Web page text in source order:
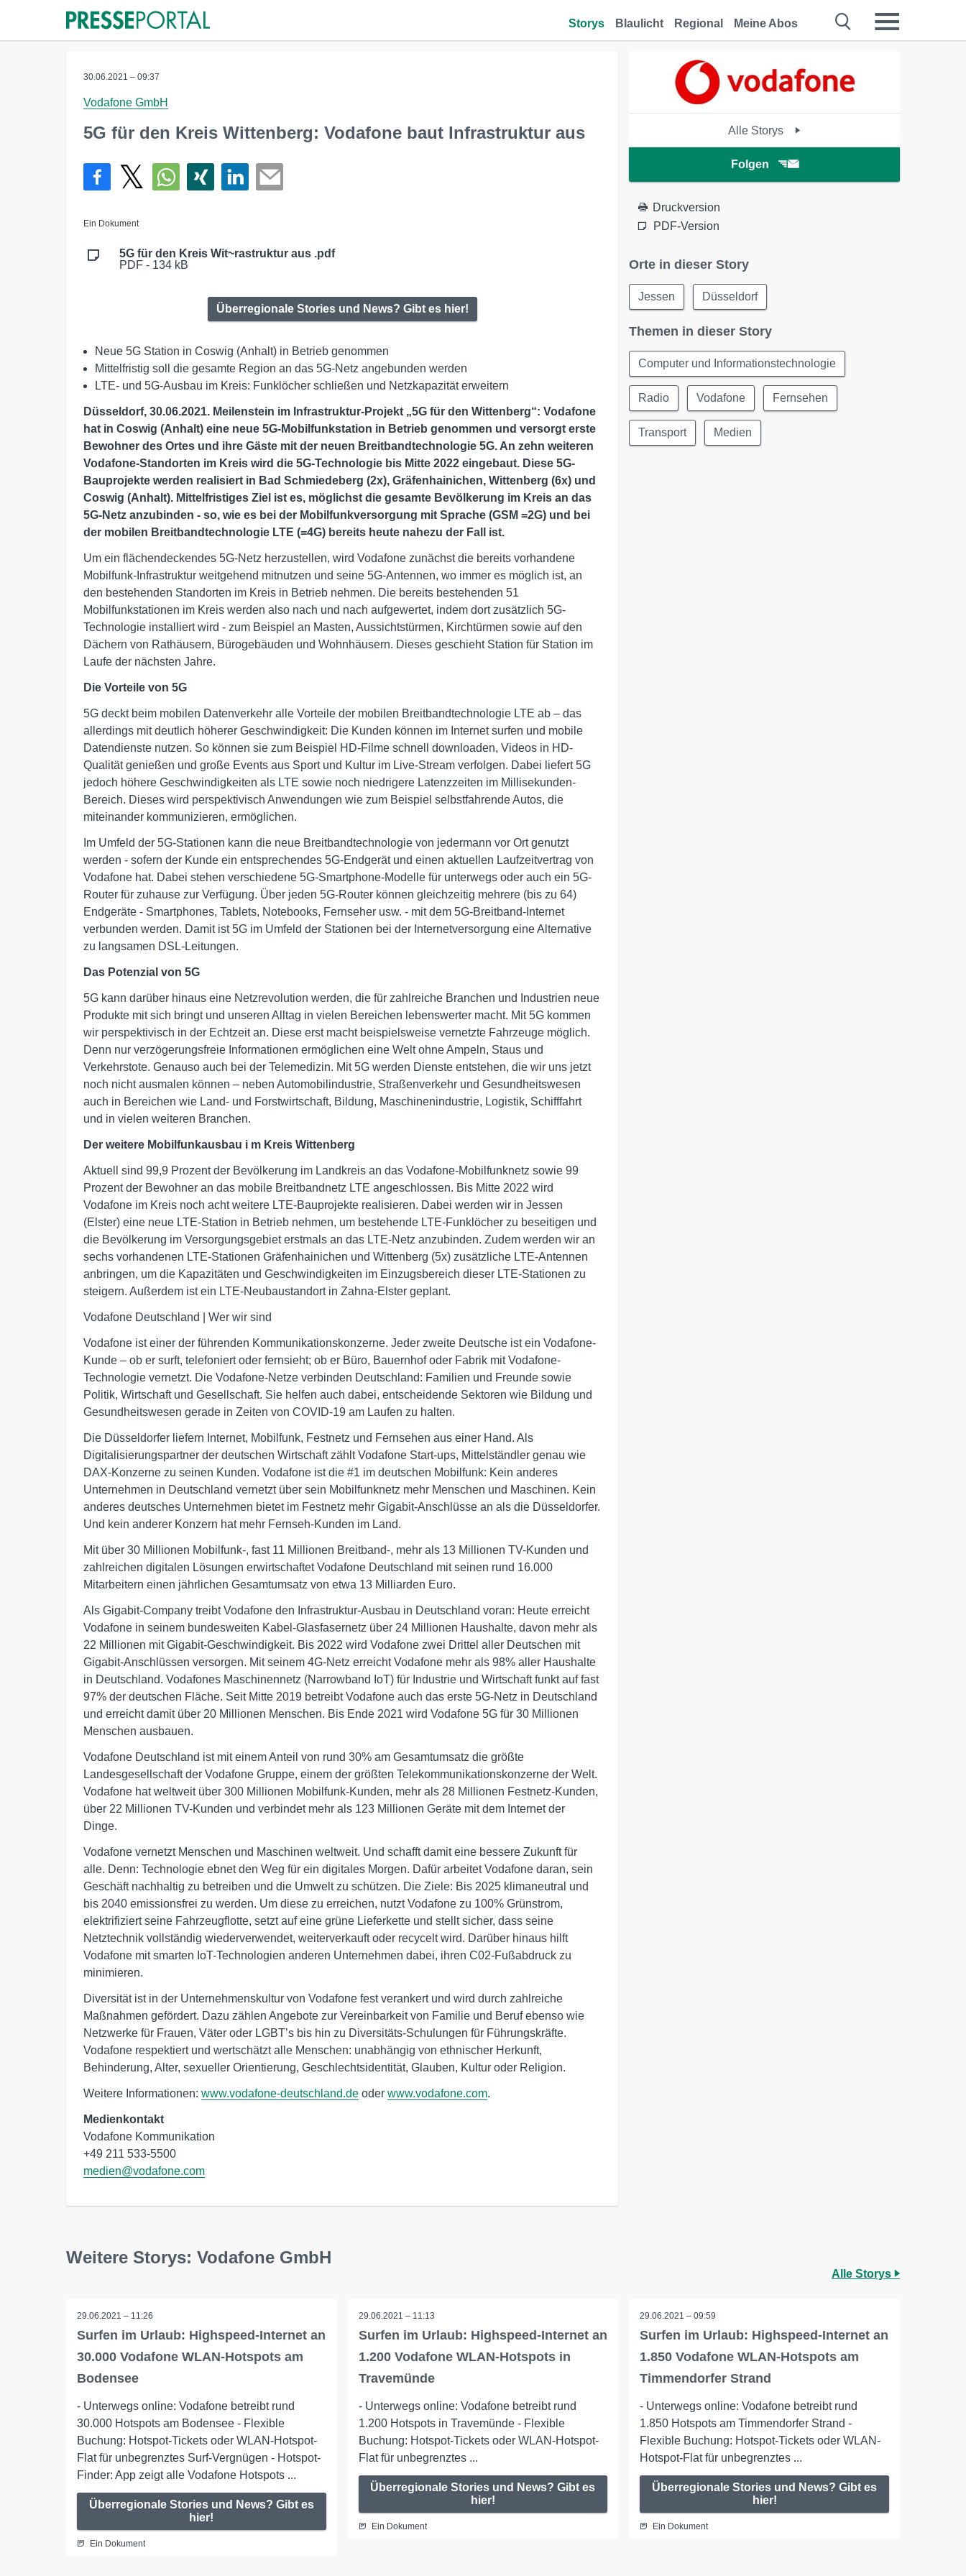
Storys Blaulicht Regional Meine Abos
30.06.2021 – 09:37
Vodafone GmbH
5G für den Kreis Wittenberg: Vodafone baut Infrastruktur aus
Ein Dokument
5G für den Kreis Wit~rastruktur aus .pdf
PDF - 134 kB
Überregionale Stories und News? Gibt es hier!
Neue 5G Station in Coswig (Anhalt) in Betrieb genommen
Mittelfristig soll die gesamte Region an das 5G-Netz angebunden werden
LTE- und 5G-Ausbau im Kreis: Funklöcher schließen und Netzkapazität erweitern
Düsseldorf, 30.06.2021. Meilenstein im Infrastruktur-Projekt „5G für den Wittenberg“: Vodafone
hat in Coswig (Anhalt) eine neue 5G-Mobilfunkstation in Betrieb genommen und versorgt erste
Bewohner des Ortes und ihre Gäste mit der neuen Breitbandtechnologie 5G. An zehn weiteren
Vodafone-Standorten im Kreis wird die 5G-Technologie bis Mitte 2022 eingebaut. Diese 5G-
Bauprojekte werden realisiert in Bad Schmiedeberg (2x), Gräfenhainichen, Wittenberg (6x) und
Coswig (Anhalt). Mittelfristiges Ziel ist es, möglichst die gesamte Bevölkerung im Kreis an das
5G-Netz anzubinden - so, wie es bei der Mobilfunkversorgung mit Sprache (GSM =2G) und bei
der mobilen Breitbandtechnologie LTE (=4G) bereits heute nahezu der Fall ist.
Um ein flächendeckendes 5G-Netz herzustellen, wird Vodafone zunächst die bereits vorhandene
Mobilfunk-Infrastruktur weitgehend mitnutzen und seine 5G-Antennen, wo immer es möglich ist, an
den bestehenden Standorten im Kreis in Betrieb nehmen. Die bereits bestehenden 51
Mobilfunkstationen im Kreis werden also nach und nach aufgewertet, indem dort zusätzlich 5G-
Technologie installiert wird - zum Beispiel an Masten, Aussichtstürmen, Kirchtürmen sowie auf den
Dächern von Rathäusern, Bürogebäuden und Wohnhäusern. Dieses geschieht Station für Station im
Laufe der nächsten Jahre.
Die Vorteile von 5G
5G deckt beim mobilen Datenverkehr alle Vorteile der mobilen Breitbandtechnologie LTE ab – das
allerdings mit deutlich höherer Geschwindigkeit: Die Kunden können im Internet surfen und mobile
Datendienste nutzen. So können sie zum Beispiel HD-Filme schnell downloaden, Videos in HD-
Qualität genießen und große Events aus Sport und Kultur im Live-Stream verfolgen. Dabei liefert 5G
jedoch höhere Geschwindigkeiten als LTE sowie noch niedrigere Latenzzeiten im Millisekunden-
Bereich. Dieses wird perspektivisch Anwendungen wie zum Beispiel selbstfahrende Autos, die
miteinander kommunizieren, ermöglichen.
Im Umfeld der 5G-Stationen kann die neue Breitbandtechnologie von jedermann vor Ort genutzt
werden - sofern der Kunde ein entsprechendes 5G-Endgerät und einen aktuellen Laufzeitvertrag von
Vodafone hat. Dabei stehen verschiedene 5G-Smartphone-Modelle für unterwegs oder auch ein 5G-
Router für zuhause zur Verfügung. Über jeden 5G-Router können gleichzeitig mehrere (bis zu 64)
Endgeräte - Smartphones, Tablets, Notebooks, Fernseher usw. - mit dem 5G-Breitband-Internet
verbunden werden. Damit ist 5G im Umfeld der Stationen bei der Internetversorgung eine Alternative
zu langsamen DSL-Leitungen.
Das Potenzial von 5G
5G kann darüber hinaus eine Netzrevolution werden, die für zahlreiche Branchen und Industrien neue
Produkte mit sich bringt und unseren Alltag in vielen Bereichen lebenswerter macht. Mit 5G kommen
wir perspektivisch in der Echtzeit an. Diese erst macht beispielsweise vernetzte Fahrzeuge möglich.
Denn nur verzögerungsfreie Informationen ermöglichen eine Welt ohne Ampeln, Staus und
Verkehrstote. Genauso auch bei der Telemedizin. Mit 5G werden Dienste entstehen, die wir uns jetzt
noch nicht ausmalen können – neben Automobilindustrie, Straßenverkehr und Gesundheitswesen
auch in Bereichen wie Land- und Forstwirtschaft, Bildung, Maschinenindustrie, Logistik, Schifffahrt
und in vielen weiteren Branchen.
Der weitere Mobilfunkausbau i m Kreis Wittenberg
Aktuell sind 99,9 Prozent der Bevölkerung im Landkreis an das Vodafone-Mobilfunknetz sowie 99
Prozent der Bewohner an das mobile Breitbandnetz LTE angeschlossen. Bis Mitte 2022 wird
Vodafone im Kreis noch acht weitere LTE-Bauprojekte realisieren. Dabei werden wir in Jessen
(Elster) eine neue LTE-Station in Betrieb nehmen, um bestehende LTE-Funklöcher zu beseitigen und
die Bevölkerung im Versorgungsgebiet erstmals an das LTE-Netz anzubinden. Zudem werden wir an
sechs vorhandenen LTE-Stationen Gräfenhainichen und Wittenberg (5x) zusätzliche LTE-Antennen
anbringen, um die Kapazitäten und Geschwindigkeiten im Einzugsbereich dieser LTE-Stationen zu
steigern. Außerdem ist ein LTE-Neubaustandort in Zahna-Elster geplant.
Vodafone Deutschland | Wer wir sind
Vodafone ist einer der führenden Kommunikationskonzerne. Jeder zweite Deutsche ist ein Vodafone-
Kunde – ob er surft, telefoniert oder fernsieht; ob er Büro, Bauernhof oder Fabrik mit Vodafone-
Technologie vernetzt. Die Vodafone-Netze verbinden Deutschland: Familien und Freunde sowie
Politik, Wirtschaft und Gesellschaft. Sie helfen auch dabei, entscheidende Sektoren wie Bildung und
Gesundheitswesen gerade in Zeiten von COVID-19 am Laufen zu halten.
Die Düsseldorfer liefern Internet, Mobilfunk, Festnetz und Fernsehen aus einer Hand. Als
Digitalisierungspartner der deutschen Wirtschaft zählt Vodafone Start-ups, Mittelständler genau wie
DAX-Konzerne zu seinen Kunden. Vodafone ist die #1 im deutschen Mobilfunk: Kein anderes
Unternehmen in Deutschland vernetzt über sein Mobilfunknetz mehr Menschen und Maschinen. Kein
anderes deutsches Unternehmen bietet im Festnetz mehr Gigabit-Anschlüsse an als die Düsseldorfer.
Und kein anderer Konzern hat mehr Fernseh-Kunden im Land.
Mit über 30 Millionen Mobilfunk-, fast 11 Millionen Breitband-, mehr als 13 Millionen TV-Kunden und
zahlreichen digitalen Lösungen erwirtschaftet Vodafone Deutschland mit seinen rund 16.000
Mitarbeitern einen jährlichen Gesamtumsatz von etwa 13 Milliarden Euro.
Als Gigabit-Company treibt Vodafone den Infrastruktur-Ausbau in Deutschland voran: Heute erreicht
Vodafone in seinem bundesweiten Kabel-Glasfasernetz über 24 Millionen Haushalte, davon mehr als
22 Millionen mit Gigabit-Geschwindigkeit. Bis 2022 wird Vodafone zwei Drittel aller Deutschen mit
Gigabit-Anschlüssen versorgen. Mit seinem 4G-Netz erreicht Vodafone mehr als 98% aller Haushalte
in Deutschland. Vodafones Maschinennetz (Narrowband IoT) für Industrie und Wirtschaft funkt auf fast
97% der deutschen Fläche. Seit Mitte 2019 betreibt Vodafone auch das erste 5G-Netz in Deutschland
und erreicht damit über 20 Millionen Menschen. Bis Ende 2021 wird Vodafone 5G für 30 Millionen
Menschen ausbauen.
Vodafone Deutschland ist mit einem Anteil von rund 30% am Gesamtumsatz die größte
Landesgesellschaft der Vodafone Gruppe, einem der größten Telekommunikationskonzerne der Welt.
Vodafone hat weltweit über 300 Millionen Mobilfunk-Kunden, mehr als 28 Millionen Festnetz-Kunden,
über 22 Millionen TV-Kunden und verbindet mehr als 123 Millionen Geräte mit dem Internet der
Dinge.
Vodafone vernetzt Menschen und Maschinen weltweit. Und schafft damit eine bessere Zukunft für
alle. Denn: Technologie ebnet den Weg für ein digitales Morgen. Dafür arbeitet Vodafone daran, sein
Geschäft nachhaltig zu betreiben und die Umwelt zu schützen. Die Ziele: Bis 2025 klimaneutral und
bis 2040 emissionsfrei zu werden. Um diese zu erreichen, nutzt Vodafone zu 100% Grünstrom,
elektrifiziert seine Fahrzeugflotte, setzt auf eine grüne Lieferkette und stellt sicher, dass seine
Netztechnik vollständig wiederverwendet, weiterverkauft oder recycelt wird. Darüber hinaus hilft
Vodafone mit smarten IoT-Technologien anderen Unternehmen dabei, ihren C02-Fußabdruck zu
minimieren.
Diversität ist in der Unternehmenskultur von Vodafone fest verankert und wird durch zahlreiche
Maßnahmen gefördert. Dazu zählen Angebote zur Vereinbarkeit von Familie und Beruf ebenso wie
Netzwerke für Frauen, Väter oder LGBT’s bis hin zu Diversitäts-Schulungen für Führungskräfte.
Vodafone respektiert und wertschätzt alle Menschen: unabhängig von ethnischer Herkunft,
Behinderung, Alter, sexueller Orientierung, Geschlechtsidentität, Glauben, Kultur oder Religion.
Weitere Informationen: www.vodafone-deutschland.de oder www.vodafone.com.
Medienkontakt
Vodafone Kommunikation
medien@vodafone.com
Alle Storys
Folgen
Druckversion
PDF-Version
Orte in dieser Story
Jessen Düsseldorf
Themen in dieser Story
Computer und Informationstechnologie
Radio Vodafone Fernsehen
Transport Medien
Weitere Storys: Vodafone GmbH
Alle Storys
29.06.2021 – 11:26
Surfen im Urlaub: Highspeed-Internet an
30.000 Vodafone WLAN-Hotspots am
Bodensee
- Unterwegs online: Vodafone betreibt rund
30.000 Hotspots am Bodensee - Flexible
Buchung: Hotspot-Tickets oder WLAN-Hotspot-
Flat für unbegrenztes Surf-Vergnügen - Hotspot-
Finder: App zeigt alle Vodafone Hotspots ...
Überregionale Stories und News? Gibt es
hier!
Ein Dokument
29.06.2021 – 11:13
Surfen im Urlaub: Highspeed-Internet an
1.200 Vodafone WLAN-Hotspots in
Travemünde
- Unterwegs online: Vodafone betreibt rund
1.200 Hotspots in Travemünde - Flexible
Buchung: Hotspot-Tickets oder WLAN-Hotspot-
Flat für unbegrenztes ...
Überregionale Stories und News? Gibt es
hier!
Ein Dokument
29.06.2021 – 09:59
Surfen im Urlaub: Highspeed-Internet an
1.850 Vodafone WLAN-Hotspots am
Timmendorfer Strand
- Unterwegs online: Vodafone betreibt rund
1.850 Hotspots am Timmendorfer Strand -
Flexible Buchung: Hotspot-Tickets oder WLAN-
Hotspot-Flat für unbegrenztes ...
Überregionale Stories und News? Gibt es
hier!
Ein Dokument